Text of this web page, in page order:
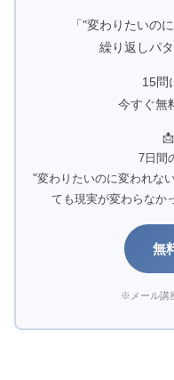
「"変わりたいの
繰り返しパ
15問
今すぐ無
7日間
"変わりたいのに変われな
ても現実が変わらなか
無
※メール講